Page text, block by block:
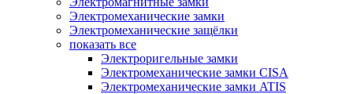
Электромеханические замки
Электромеханические защёлки
показать все
Электроригельные замки
Электромеханические замки CISA
Электромеханические замки ATIS